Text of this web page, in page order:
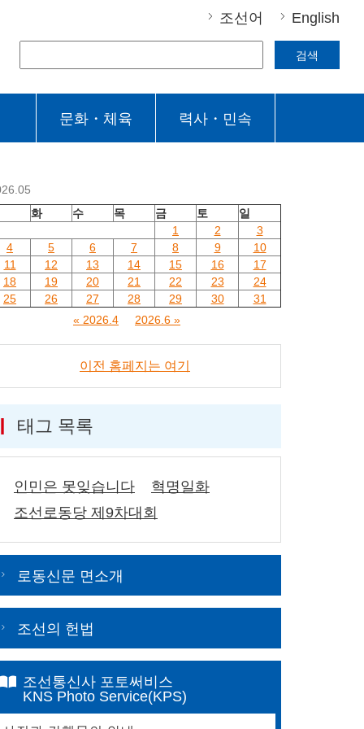
조선어 English
검색
문화・체육 력사・민속
화 수 목 금 토
일
1
2
3
4
5 6 7 8 9
10
11
12 13 14 15 16
17
18
19 20 21 22 23
24
25
26 27 28 29 30
31
« 2026.4
2026.6 »
이전 홈페지는 여기
태그 목록
인민은 못잊습니다
혁명일화
조선로동당 제9차대회
로동신문 면소개
조선의 헌법
조선통신사 포토써비스
KNS Photo Service(KPS)